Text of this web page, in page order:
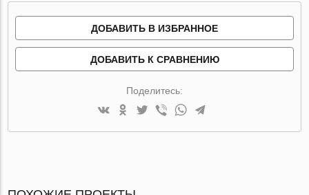
ДОБАВИТЬ В ИЗБРАННОЕ
ДОБАВИТЬ К СРАВНЕНИЮ
Поделитесь: